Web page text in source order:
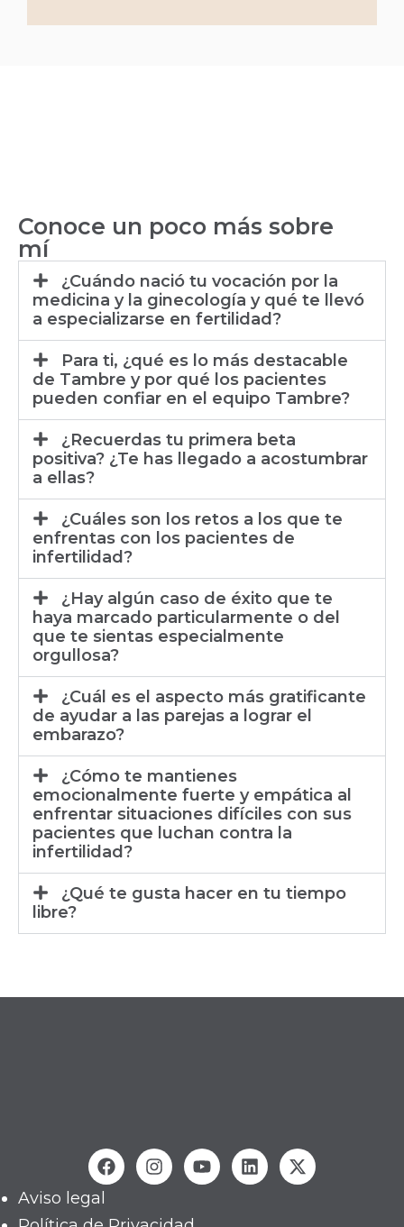
Conoce un poco más sobre
mí
¿Cuándo nació tu vocación por la
medicina y la ginecología y qué te llevó
a especializarse en fertilidad?
Para ti, ¿qué es lo más destacable
de Tambre y por qué los pacientes
pueden confiar en el equipo Tambre?
¿Recuerdas tu primera beta
positiva? ¿Te has llegado a acostumbrar
a ellas?
¿Cuáles son los retos a los que te
enfrentas con los pacientes de
infertilidad?
¿Hay algún caso de éxito que te
haya marcado particularmente o del
que te sientas especialmente
orgullosa?
¿Cuál es el aspecto más gratificante
de ayudar a las parejas a lograr el
embarazo?
¿Cómo te mantienes
emocionalmente fuerte y empática al
enfrentar situaciones difíciles con sus
pacientes que luchan contra la
infertilidad?
¿Qué te gusta hacer en tu tiempo
libre?
Aviso legal